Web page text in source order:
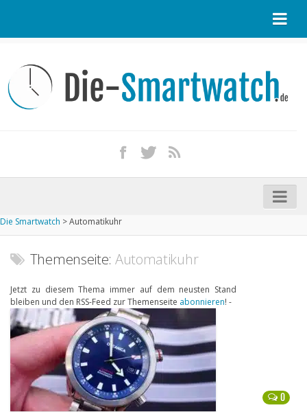
Kontakt / Tipp geben
Impressum
iPhone kaufen
Startseite
Aktuelle Smartwatches im Test
Marken und Modelle
Handytarife
BASE
Smartphonetarife
Datentarife
Die Smartwatch >Automatikuhr
Themenseite: Automatikuhr
Jetzt zu diesem Thema immer auf dem neusten Stand
bleiben und den RSS-Feed zur Themenseite abonnieren! -
0